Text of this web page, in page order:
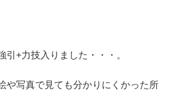
引+力技入りました・・・。
や写真で見ても分かりにくかった所